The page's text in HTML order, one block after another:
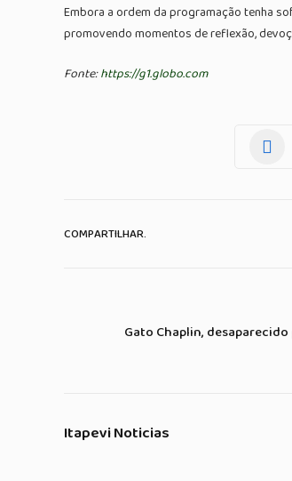
Embora a ordem da programação tenha
promovendo momentos de reflexão,
Fonte:https://g1.globo.com
COMPARTILHAR.
Gato Chaplin,
Itapevi Noticias